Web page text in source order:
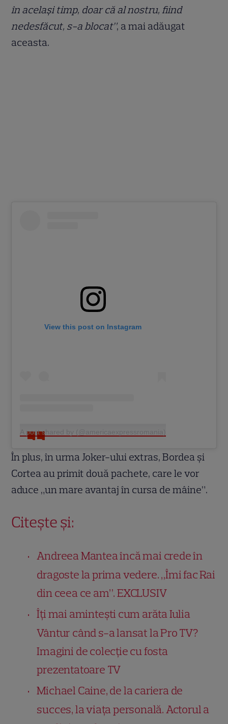
în același timp, doar că al nostru, fiind
nedesfăcut, s-a blocat”, a mai adăugat
aceasta.
View this post on Instagram
A post shared by (@americaexpressromania)
În plus, în urma Joker-ului extras, Bordea și
Cortea au primit două pachete, care le vor
aduce „un mare avantaj în cursa de mâine”.
Citește și:
Andreea Mantea încă mai crede în
dragoste la prima vedere. „Îmi fac Rai
din ceea ce am”. EXCLUSIV
Îți mai amintești cum arăta Iulia
Vântur când s-a lansat la Pro TV?
Imagini de colecție cu fosta
prezentatoare TV
Michael Caine, de la cariera de
succes, la viața personală. Actorul a